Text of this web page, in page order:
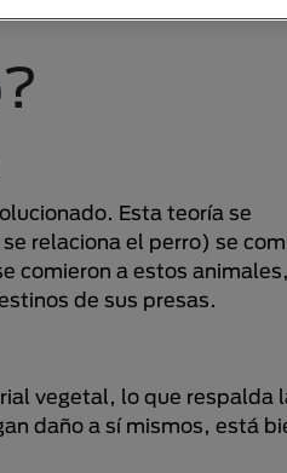
Esta teoría se
relaciona el perro) se
comieron a estos animales,
de sus presas.
vegetal, lo que respalda
daño a sí mismos, está